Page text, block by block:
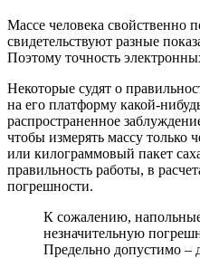
Массе человека свойственно
свидетельствуют разные
Поэтому точность
Некоторые судят о
на его платформу какой-
распространенное
чтобы измерять массу только
или килограммовый пакет
правильность работы, в
погрешности.
К сожалению,
незначительную
Предельно допустимо –